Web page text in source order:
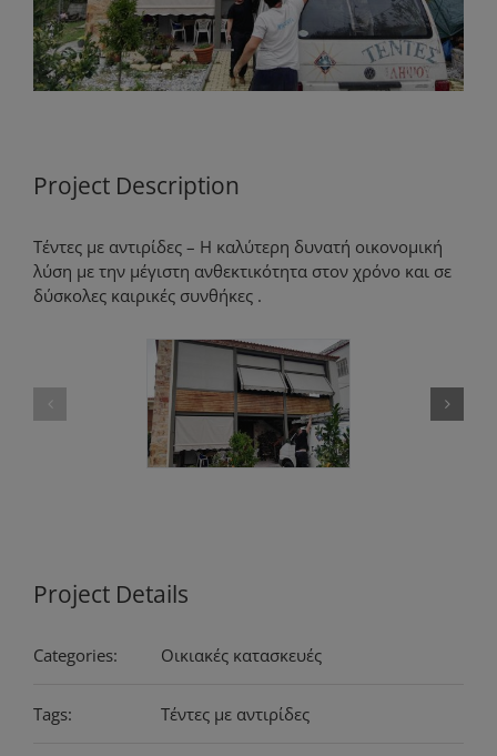
Project Description
Τέντες με αντιρίδες – Η καλύτερη δυνατή οικονομική
λύση με την μέγιστη ανθεκτικότητα στον χρόνο και σε
δύσκολες καιρικές συνθήκες .
Project Details
Categories: Οικιακές κατασκευές
Tags: Τέντες με αντιρίδες